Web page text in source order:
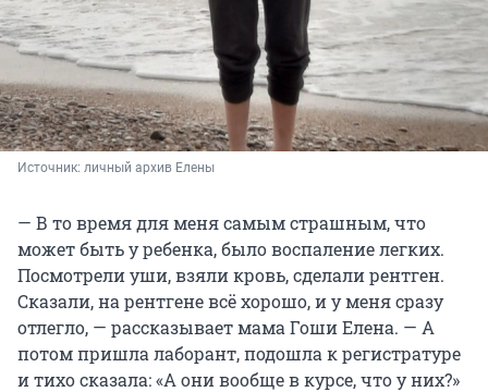
Источник: личный архив Елены
— В то время для меня самым страшным, что
может быть у ребенка, было воспаление легких.
Посмотрели уши, взяли кровь, сделали рентген.
Сказали, на рентгене всё хорошо, и у меня сразу
отлегло, — рассказывает мама Гоши Елена. — А
потом пришла лаборант, подошла к регистратуре
и тихо сказала: «А они вообще в курсе, что у них?»